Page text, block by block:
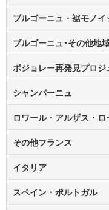
ブルゴーニュ・裾モノイ
ブルゴーニュ･その他地
ボジョレー再発見プロジ
シャンパーニュ
ロワール・アルザス・ロ
その他フランス
イタリア
スペイン・ポルトガル